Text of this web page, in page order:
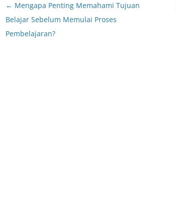
Post
navigation
← Mengapa Penting Memahami Tujuan
Belajar Sebelum Memulai Proses
Pembelajaran?